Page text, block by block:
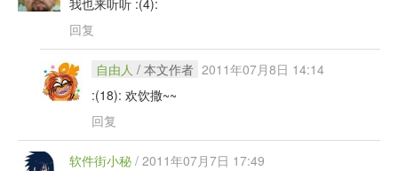
我也来听听 :(4):
回复
自由人 / 本文作者 2011年07月8日 14:14
:(18): 欢饮撒~~
回复
软件街小秘 / 2011年07月7日 17:49